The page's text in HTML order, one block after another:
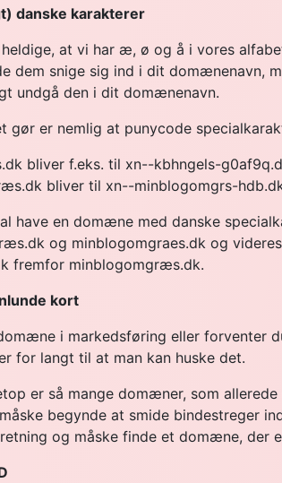
danske karakterer
heldige, at vi har æ, ø og å i vores
dem snige sig ind i dit domænenavn,
undgå den i dit domænenavn.
gør er nemlig at punycode
bliver f.eks. til xn--kbhngels-
bliver til xn--minblogomgrs-
have en domæne med danske
og minblogomgraes.dk og
fremfor minblogomgræs.dk.
kort
i markedsføring eller forventer
for langt til at man kan huske det.
er så mange domæner, som
begynde at smide bindestreger
og måske finde et domæne, der